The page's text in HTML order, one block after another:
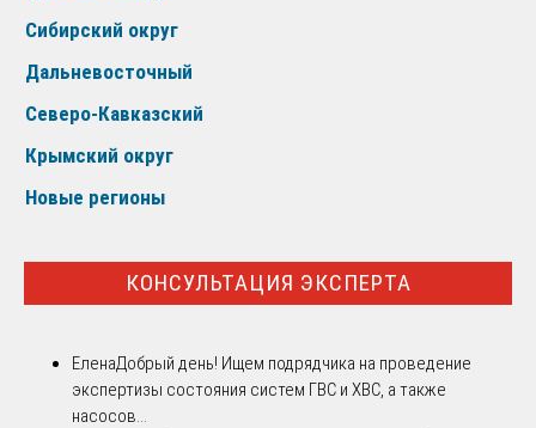
Сибирский округ
Дальневосточный
Северо-Кавказский
Крымский округ
Новые регионы
КОНСУЛЬТАЦИЯ ЭКСПЕРТА
ЕленаДобрый день! Ищем подрядчика на проведение
экспертизы состояния систем ГВС и ХВС, а также
насосов...